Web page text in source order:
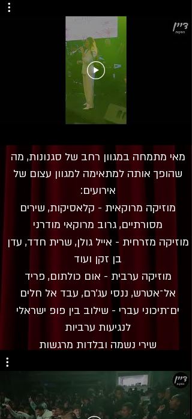
מאי מתמחה במגוון רחב של סגנונות, מה
שהופך אותה למתאימה למגוון עצום של
אירועים:
מוזיקה מרוקאית - קלאסיקות, שירים
מסורתיים, גרוב מרוקאי מודרני
מוזיקה מזרחית - אייל גולן, שרית חדד, עדן
בן זקן ועוד
מוזיקה ערבית - אום כולתום, פריד
אל־אטרש, ננסי עג׳רם, עבד אל חלים
ים־תיכוני עברי - שילוב בין פופ ישראלי
לנגיעות ערביות
שירי נשמה ובלדות מרגשות